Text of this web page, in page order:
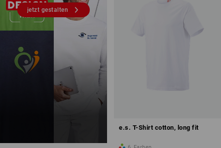
jetzt gestalten
e.s. T-Shirt cotton, long fit